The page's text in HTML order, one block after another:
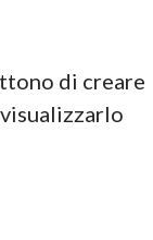
di creare